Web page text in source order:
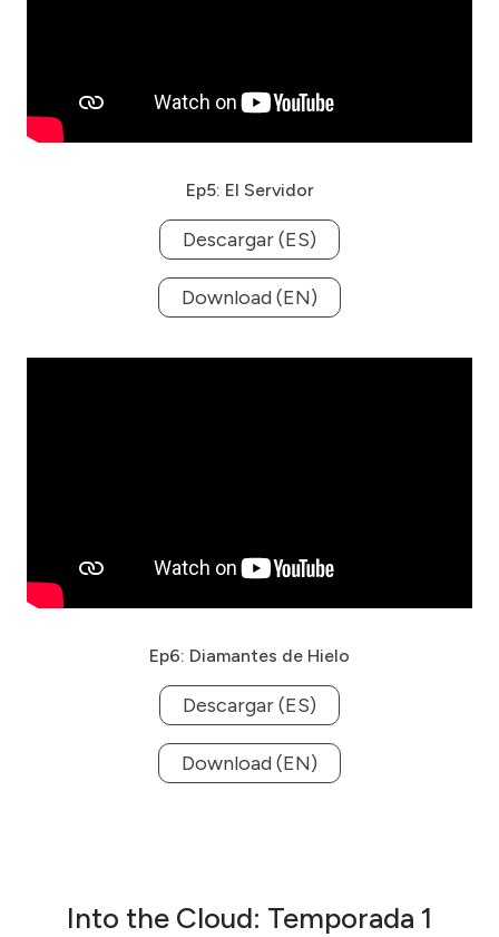
Ep5: El Servidor
Descargar (ES)
Download (EN)
Ep6: Diamantes de Hielo
Descargar (ES)
Download (EN)
Into the Cloud: Temporada 1